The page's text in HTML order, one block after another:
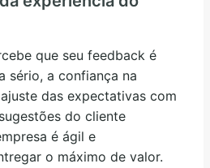
que seu feedback é
sério, a confiança na
das expectativas com
do cliente
é ágil e
o máximo de valor.